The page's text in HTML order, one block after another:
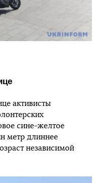
активисты
сине-желтое
метр длиннее
независимой